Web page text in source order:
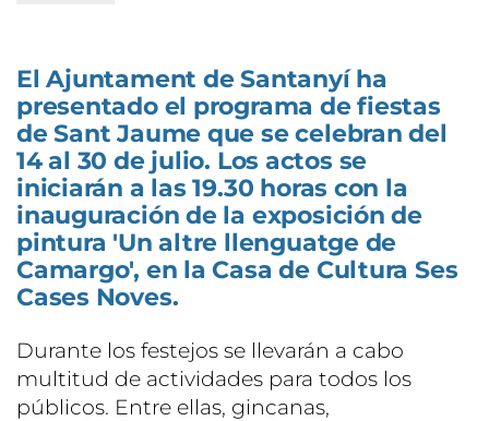
El Ajuntament de Santanyí ha
presentado el programa de fiestas
de Sant Jaume que se celebran del
14 al 30 de julio. Los actos se
iniciarán a las 19.30 horas con la
inauguración de la exposición de
pintura 'Un altre llenguatge de
Camargo', en la Casa de Cultura Ses
Cases Noves.
Durante los festejos se llevarán a cabo
multitud de actividades para todos los
públicos. Entre ellas, gincanas,